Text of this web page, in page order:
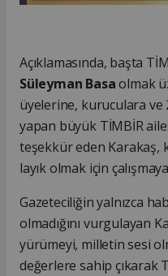
Açıklamasında, başta
Süleyman Basaolmak
üyelerine, kuruculara ve
yapan büyük TİMBİR
teşekkür eden Karakaş,
layık olmak için
Gazeteciliğin yalnızca
olmadığını vurgulayan
yürümeyi, milletin sesi
değerlere sahip çıkarak